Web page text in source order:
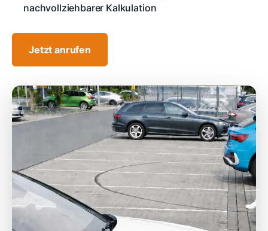
nachvollziehbarer Kalkulation
Jetzt anrufen